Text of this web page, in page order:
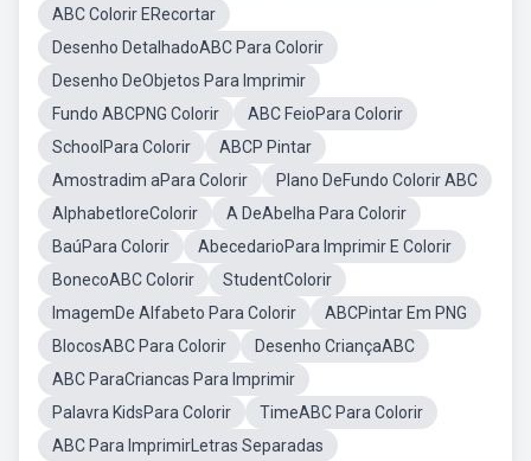
ABC Colorir ERecortar
Desenho DetalhadoABC Para Colorir
Desenho DeObjetos Para Imprimir
Fundo ABCPNG Colorir
ABC FeioPara Colorir
SchoolPara Colorir
ABCP Pintar
Amostradim aPara Colorir
Plano DeFundo Colorir ABC
AlphabetloreColorir
A DeAbelha Para Colorir
BaúPara Colorir
AbecedarioPara Imprimir E Colorir
BonecoABC Colorir
StudentColorir
ImagemDe Alfabeto Para Colorir
ABCPintar Em PNG
BlocosABC Para Colorir
Desenho CriançaABC
ABC ParaCriancas Para Imprimir
Palavra KidsPara Colorir
TimeABC Para Colorir
ABC Para ImprimirLetras Separadas